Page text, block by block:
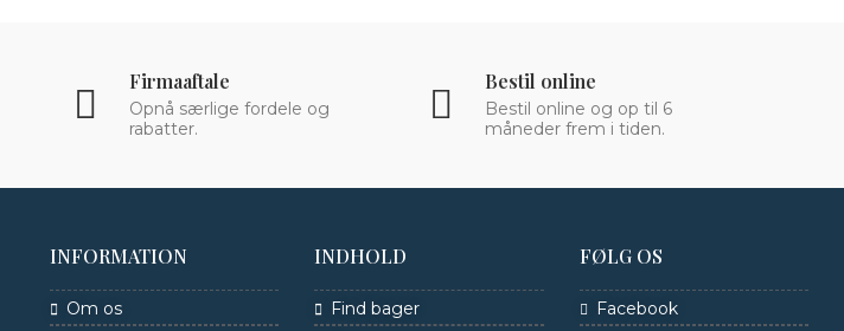
Firmaaftale
Opnå særlige fordele og
rabatter.
Bestil online
Bestil online og op til 6
måneder frem i tiden.
INFORMATION
Om os
INDHOLD
Find bager
FØLG OS
Facebook